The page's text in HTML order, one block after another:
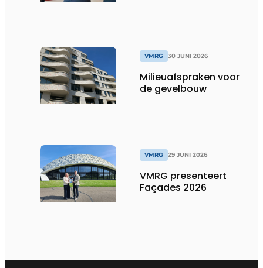
VMRG 30 JUNI 2026
Milieuafspraken voor
de gevelbouw
VMRG 29 JUNI 2026
VMRG presenteert
Façades 2026